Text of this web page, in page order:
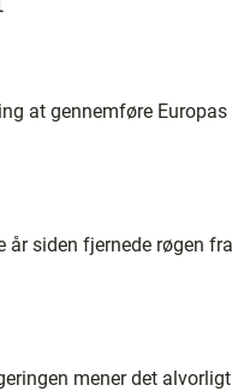
at gennemføre
siden fjernede røgen
mener det